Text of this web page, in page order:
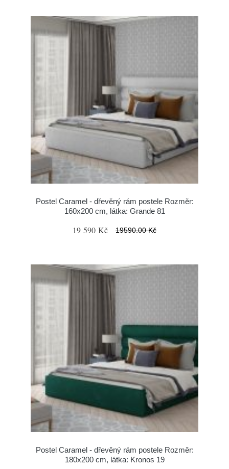
Postel Caramel - dřevěný rám postele Rozměr:
160x200 cm, látka: Grande 81
19 590 Kč 19590.00 Kč
Postel Caramel - dřevěný rám postele Rozměr:
180x200 cm, látka: Kronos 19